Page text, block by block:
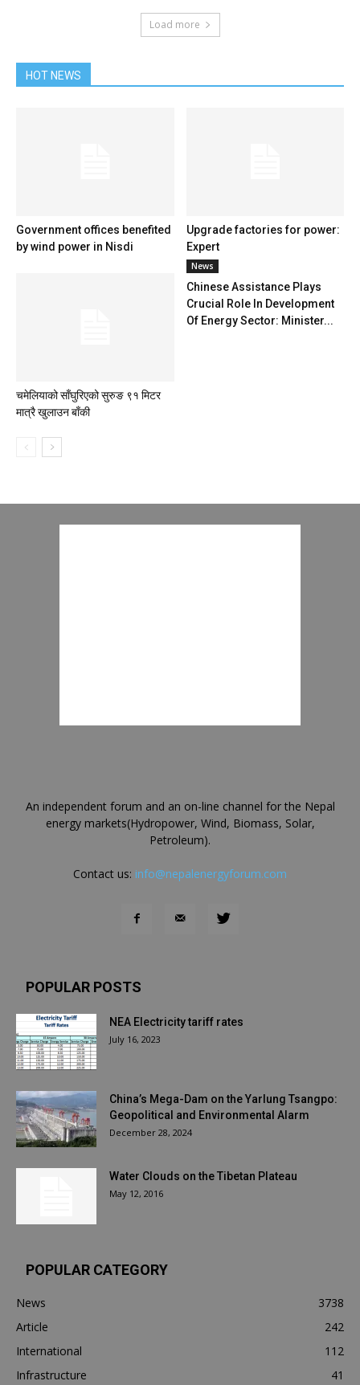
Load more
HOT NEWS
Government offices benefited
by wind power in Nisdi
Upgrade factories for power:
Expert
चमेलियाको साँघुरिएको सुरुङ ९१ मिटर
मात्रै खुलाउन बाँकी
News
Chinese Assistance Plays
Crucial Role In Development
Of Energy Sector: Minister...
An independent forum and an on-line channel for the Nepal
energy markets(Hydropower, Wind, Biomass, Solar,
Petroleum).
Contact us: info@nepalenergyforum.com
POPULAR POSTS
NEA Electricity tariff rates
July 16, 2023
China’s Mega-Dam on the Yarlung Tsangpo:
Geopolitical and Environmental Alarm
December 28, 2024
Water Clouds on the Tibetan Plateau
May 12, 2016
POPULAR CATEGORY
News
3738
Article
242
International
112
Infrastructure
41